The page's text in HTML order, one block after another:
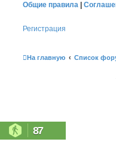
Общие правила
Регистрация
На главную Список
87